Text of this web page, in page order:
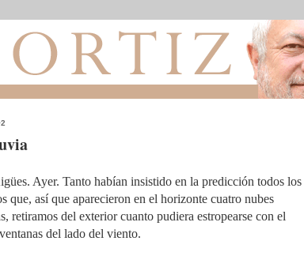
Ayer. Tanto habían insistido en la predicción todos los
que, así que aparecieron en el horizonte cuatro nubes
retiramos del exterior cuanto pudiera estropearse con el
del lado del viento.